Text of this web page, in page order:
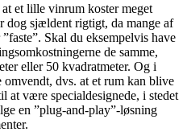
et lille vinrum koster meget
dog sjældent rigtigt, da mange af
Skal du eksempelvis have
de samme,
eller 50 kvadratmeter. Og i
dvs. at et rum kan blive
at være specialdesignede, i stedet
en ”plug-and-play”-løsning